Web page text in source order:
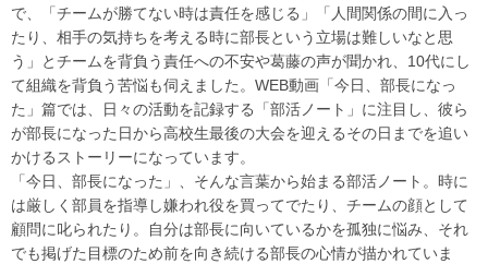
で、「チームが勝てない時は責任を感じる」「人間関係の間に入っ
たり、相手の気持ちを考える時に部長という立場は難しいなと思
う」とチームを背負う責任への不安や葛藤の声が聞かれ、10代にし
て組織を背負う苦悩も伺えました。WEB動画「今日、部長になっ
た」篇では、日々の活動を記録する「部活ノート」に注目し、彼ら
が部長になった日から高校生最後の大会を迎えるその日までを追い
かけるストーリーになっています。
「今日、部長になった」、そんな言葉から始まる部活ノート。時に
は厳しく部員を指導し嫌われ役を買ってでたり、チームの顔として
顧問に叱られたり。自分は部長に向いているかを孤独に悩み、それ
でも掲げた目標のため前を向き続ける部長の心情が描かれていま